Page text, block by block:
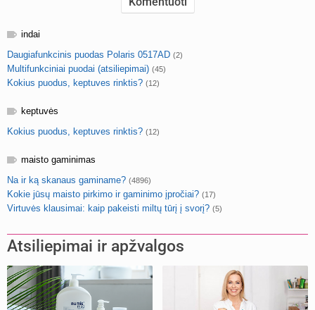
indai
Daugiafunkcinis puodas Polaris 0517AD (2)
Multifunkciniai puodai (atsiliepimai) (45)
Kokius puodus, keptuves rinktis? (12)
keptuvės
Kokius puodus, keptuves rinktis? (12)
maisto gaminimas
Na ir ką skanaus gaminame? (4896)
Kokie jūsų maisto pirkimo ir gaminimo įpročiai? (17)
Virtuvės klausimai: kaip pakeisti miltų tūrį į svorį? (5)
Atsiliepimai ir apžvalgos